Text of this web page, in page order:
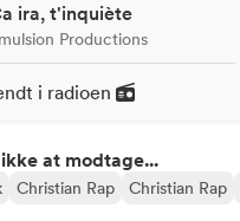
ira, t'inquiète
Productions
i radioen
at modtage...
Christian Rap Christian Rap